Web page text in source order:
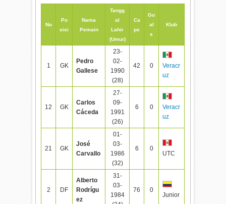
No
Po
sisi
Nama
Pemain
Tangg
al
Lahir
(Umur)
Ca
ps
Go
al
s
Klub
1 GK
Pedro
Gallese
23-
02-
1990
(28)
42 0
Veracr
uz
12 GK
Carlos
Cáceda
27-
09-
1991
(26)
6 0
Veracr
uz
21 GK
José
Carvallo
01-
03-
1986
(32)
6 0
UTC
2 DF
Alberto
Rodrígu
ez
31-
03-
1984
76 0
Junior